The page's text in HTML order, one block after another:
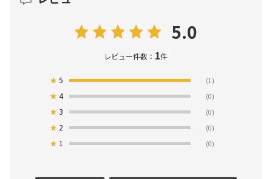
5.0
レビュー件数： 1件
★5 (1)
★4 (0)
★3 (0)
★ 2 (0)
★ 1 (0)